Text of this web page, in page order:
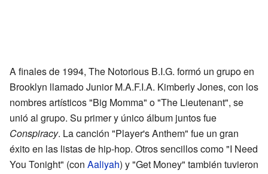
A finales de 1994, The Notorious B.I.G. formó un grupo en
Brooklyn llamado Junior M.A.F.I.A. Kimberly Jones, con los
nombres artísticos "Big Momma" o "The Lieutenant", se
unió al grupo. Su primer y único álbum juntos fue
Conspiracy. La canción "Player's Anthem" fue un gran
éxito en las listas de hip-hop. Otros sencillos como "I Need
You Tonight" (con Aaliyah) y "Get Money" también tuvieron